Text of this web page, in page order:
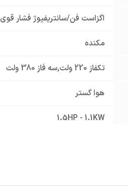
اگزاست فن/سانتریفیوژ فشار قوی
مکنده
تکفاز 220 ولت ,سه فاز 380 ولت
هوا گستر
1.5HP - 1.1KW